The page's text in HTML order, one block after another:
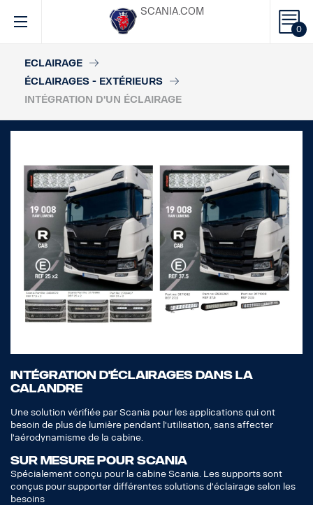
0
SCANIA.COM
ECLAIRAGE
ÉCLAIRAGES - EXTÉRIEURS
INTÉGRATION D'UN ÉCLAIRAGE
INTÉGRATION D'ÉCLAIRAGES DANS LA
CALANDRE
Une solution vérifiée par Scania pour les applications qui ont
besoin de plus de lumière pendant l'utilisation, sans affecter
l'aérodynamisme de la cabine.
SUR MESURE POUR SCANIA
Spécialement conçu pour la cabine Scania. Les supports sont
conçus pour supporter différentes solutions d'éclairage selon les
besoins